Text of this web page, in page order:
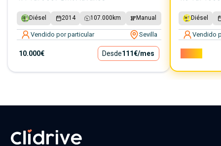
Diésel 2014 107.000 km Manual
Vendido por particular Sevilla
10.000€ Desde111€/mes
Diésel
Vendido